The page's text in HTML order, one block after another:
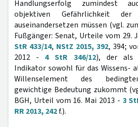
Handlungserfolg zumindest
objektiven Gefährlichkeit der
auseinandersetzen müssen (vgl.
Fußgänger: Senat, Urteile vom 29.
StR 433/14, NStZ 2015, 392, 394;
2012 -4 StR 346/12), der als
Indikator sowohl für das Wissens-
Willenselement des
gewichtige Bedeutung zukommt
BGH, Urteil vom 16. Mai 2013 - 3
RR 2013, 242f.).